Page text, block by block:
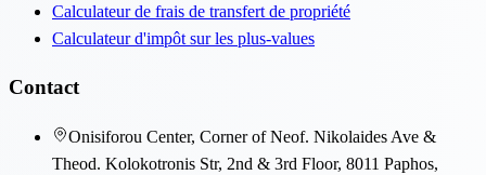
Calculateur de frais de transfert de propriété
Calculateur d'impôt sur les plus-values
Contact
Onisiforou Center, Corner of Neof. Nikolaides Ave &
Theod. Kolokotronis Str, 2nd & 3rd Floor, 8011 Paphos,